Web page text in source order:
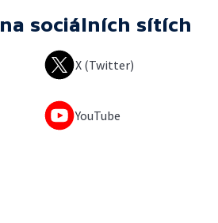
na sociálních sítích
X (Twitter)
YouTube